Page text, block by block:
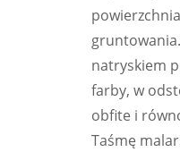
natryskiem
farby, w
obfite i
Taśmę